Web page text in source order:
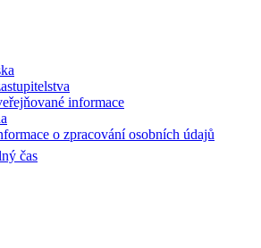
informace
o zpracování osobních údajů
čas